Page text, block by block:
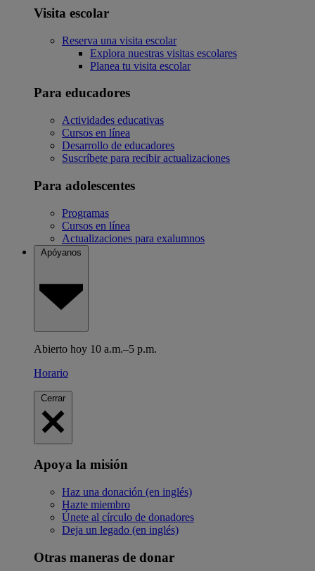
Visita escolar
Reserva una visita escolar
Explora nuestras visitas escolares
Planea tu visita escolar
Para educadores
Actividades educativas
Cursos en línea
Desarrollo de educadores
Suscríbete para recibir actualizaciones
Para adolescentes
Programas
Cursos en línea
Actualizaciones para exalumnos
Apóyanos
Abierto hoy 10 a.m.–5 p.m.
Horario
Cerrar
Apoya la misión
Haz una donación (en inglés)
Hazte miembro
Únete al círculo de donadores
Deja un legado (en inglés)
Otras maneras de donar